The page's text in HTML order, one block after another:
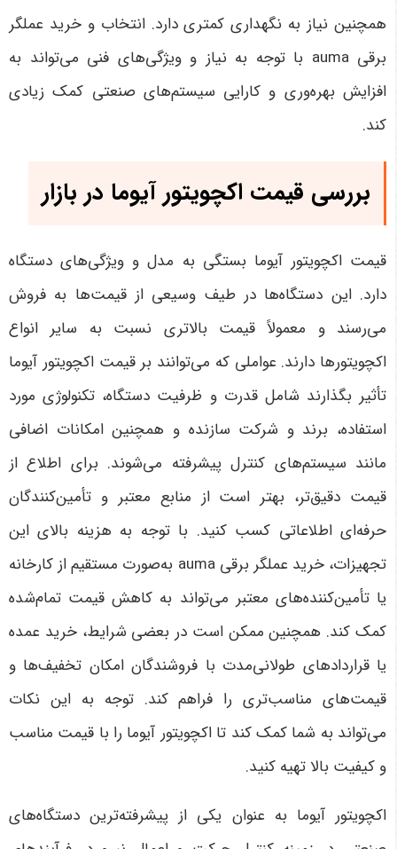
همچنین نیاز به نگهداری کمتری دارد. انتخاب و خرید عملگر
برقی auma
با توجه به نیاز و ویژگی‌های فنی می‌تواند به
افزایش بهره‌وری و کارایی سیستم‌های صنعتی کمک زیادی
کند.
بررسی قیمت اکچویتور آیوما در بازار
قیمت اکچویتور آیوما بستگی به مدل و ویژگی‌های دستگاه
دارد. این دستگاه‌ها در طیف وسیعی از قیمت‌ها به فروش
می‌رسند و معمولاً قیمت بالاتری نسبت به سایر انواع
اکچویتورها دارند. عواملی که می‌توانند بر قیمت اکچویتور آیوما
تأثیر بگذارند شامل قدرت و ظرفیت دستگاه، تکنولوژی مورد
استفاده، برند و شرکت سازنده و همچنین امکانات اضافی
مانند سیستم‌های کنترل پیشرفته می‌شوند. برای اطلاع از
قیمت دقیق‌تر، بهتر است از منابع معتبر و تأمین‌کنندگان
حرفه‌ای اطلاعاتی کسب کنید. با توجه به هزینه بالای این
تجهیزات، خرید عملگر برقی auma
به‌صورت مستقیم از کارخانه
یا تأمین‌کننده‌های معتبر می‌تواند به کاهش قیمت تمام‌شده
کمک کند. همچنین ممکن است در بعضی شرایط، خرید عمده
یا قراردادهای طولانی‌مدت با فروشندگان امکان تخفیف‌ها و
قیمت‌های مناسب‌تری را فراهم کند. توجه به این نکات
می‌تواند به شما کمک کند تا اکچویتور آیوما را با قیمت مناسب
و کیفیت بالا تهیه کنید.
اکچویتور آیوما به عنوان یکی از پیشرفته‌ترین دستگاه‌های